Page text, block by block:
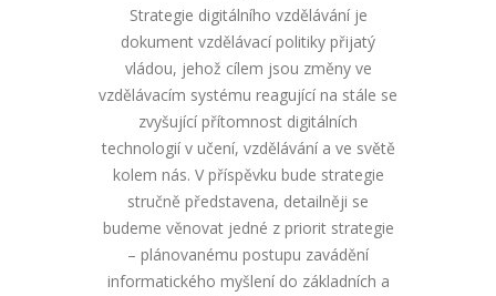
Strategie digitálního vzdělávání je
dokument vzdělávací politiky přijatý
vládou, jehož cílem jsou změny ve
vzdělávacím systému reagující na stále se
zvyšující přítomnost digitálních
technologií v učení, vzdělávání a ve světě
kolem nás. V příspěvku bude strategie
stručně představena, detailněji se
budeme věnovat jedné z priorit strategie
– plánovanému postupu zavádění
informatického myšlení do základních a